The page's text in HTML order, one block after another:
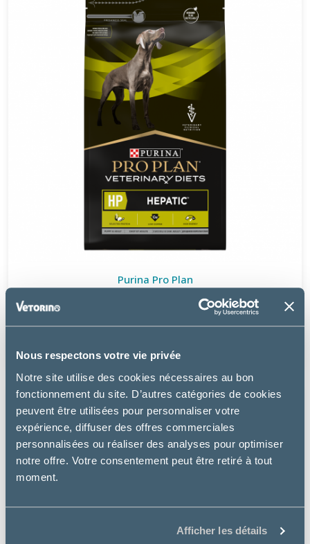
Nous respectons votre vie privée
Notre site utilise des cookies nécessaires au bon
fonctionnement du site. D’autres catégories de cookies
peuvent être utilisées pour personnaliser votre
expérience, diffuser des offres commerciales
personnalisées ou réaliser des analyses pour optimiser
notre offre. Votre consentement peut être retiré à tout
moment.
Afficher les détails
Purina Pro Plan
CANINE HP HEPATIC - CHIEN
33.99€